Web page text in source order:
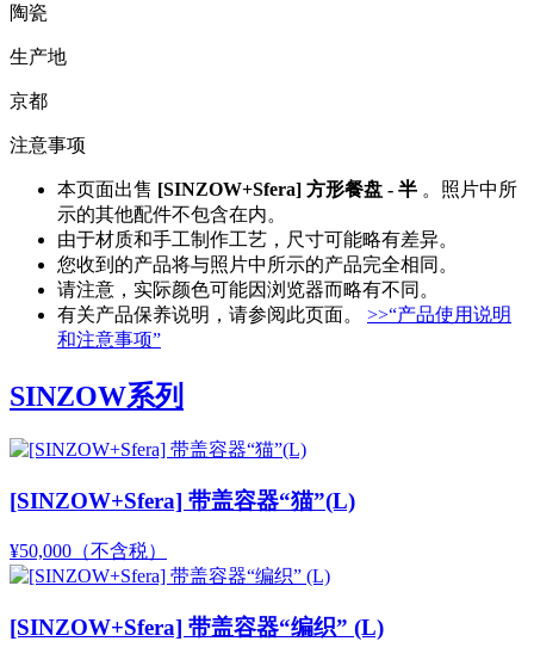
陶瓷
生产地
京都
注意事项
本页面出售 [SINZOW+Sfera] 方形餐盘 - 半 。照片中所
示的其他配件不包含在内。
由于材质和手工制作工艺，尺寸可能略有差异。
您收到的产品将与照片中所示的产品完全相同。
请注意，实际颜色可能因浏览器而略有不同。
有关产品保养说明，请参阅此页面。 >>“产品使用说明
和注意事项”
SINZOW系列
[SINZOW+Sfera] 带盖容器“猫”(L)
¥50,000 （不含税）
[SINZOW+Sfera] 带盖容器“编织” (L)